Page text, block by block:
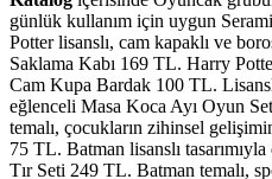
günlük kullanım için uygun
Potter lisanslı, cam kapaklı ve
Saklama Kabı 169 TL. Harry
Cam Kupa Bardak 100 TL.
eğlenceli Masa Koca Ayı Oyun
temalı, çocukların zihinsel
75 TL. Batman lisanslı
Tır Seti 249 TL. Batman temalı,